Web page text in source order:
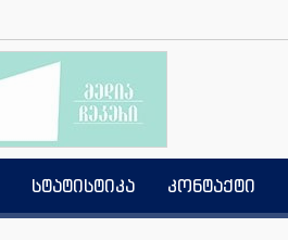
სტატისტიკა კონტაქტი